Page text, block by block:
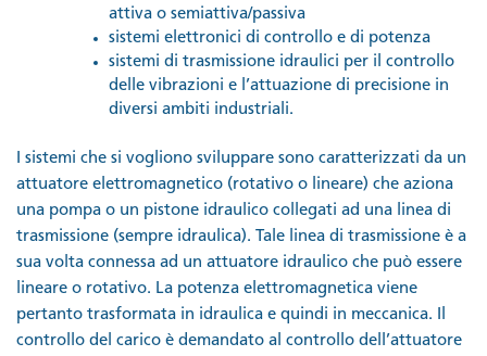
attiva o semiattiva/passiva
sistemi elettronici di controllo e di potenza
sistemi di trasmissione idraulici per il controllo
delle vibrazioni e l’attuazione di precisione in
diversi ambiti industriali.
I sistemi che si vogliono sviluppare sono caratterizzati da un
attuatore elettromagnetico (rotativo o lineare) che aziona
una pompa o un pistone idraulico collegati ad una linea di
trasmissione (sempre idraulica). Tale linea di trasmissione è a
sua volta connessa ad un attuatore idraulico che può essere
lineare o rotativo. La potenza elettromagnetica viene
pertanto trasformata in idraulica e quindi in meccanica. Il
controllo del carico è demandato al controllo dell’attuatore